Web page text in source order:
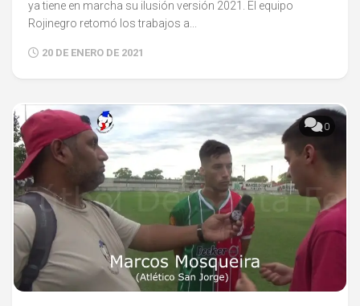
ya tiene en marcha su ilusión versión 2021. El equipo
Rojinegro retomó los trabajos a...
20 DE ENERO DE 2021
0